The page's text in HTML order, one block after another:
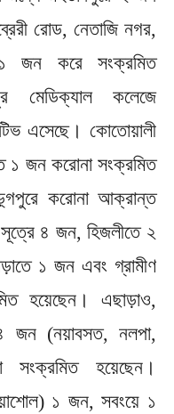
রোড, নেতাজি নগর,
১ জন করে সংক্রমিত
মেডিক্যাল কলেজে
এসেছে। কোতোয়ালী
১ জন করোনা সংক্রমিত
করোনা আক্রান্ত
৪ জন, হিজলীতে ২
১ জন এবং গ্রামীণ
হয়েছেন। এছাড়াও,
জন (নয়াবসত, নলপা,
সংক্রমিত হয়েছেন।
১ জন, সবংয়ে ১